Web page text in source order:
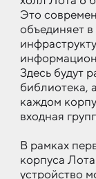
Это
объединяет
Здесь будут
библиотека,
каждом
входная
В рамках
корпуса Лота
устройство